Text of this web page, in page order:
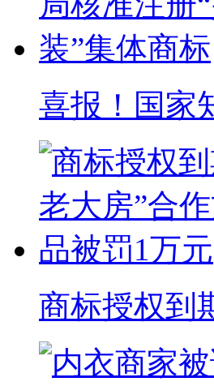
喜报！国家
商标授权到